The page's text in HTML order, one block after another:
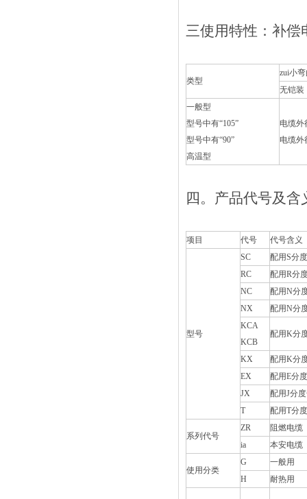
三使用特性：补
类型
zui小
无铠装
一般型
型号中有“105”
型号中有“90”
高温型
电缆外
电缆外
四。 产品代号及含义
项目 代号 代号含义
型号
SC 配用S分
RC
配用R分
NC
配用N分
NX
配用N分
KCA
KCB
配用K分
KX 配用K分
EX
配用E分
JX
配用J分
T
配用T分
系列代号
ZR
阻燃电缆
ia
本安电缆
使用分类
G
一般用
H
耐热用